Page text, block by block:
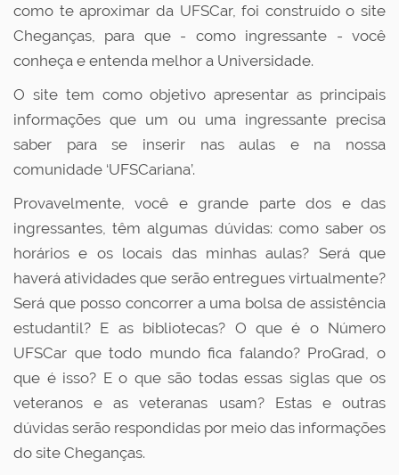
como te aproximar da UFSCar, foi construído o site
Cheganças, para que - como ingressante - você
conheça e entenda melhor a Universidade.
O site tem como objetivo apresentar as principais
informações que um ou uma ingressante precisa
saber para se inserir nas aulas e na nossa
comunidade ‘UFSCariana’.
Provavelmente, você e grande parte dos e das
ingressantes, têm algumas dúvidas: como saber os
horários e os locais das minhas aulas? Será que
haverá atividades que serão entregues virtualmente?
Será que posso concorrer a uma bolsa de assistência
estudantil? E as bibliotecas? O que é o Número
UFSCar que todo mundo fica falando? ProGrad, o
que é isso? E o que são todas essas siglas que os
veteranos e as veteranas usam? Estas e outras
dúvidas serão respondidas por meio das informações
do site Cheganças.